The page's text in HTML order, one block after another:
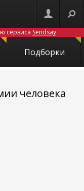
сервиса Sendsay
Подборки
человека